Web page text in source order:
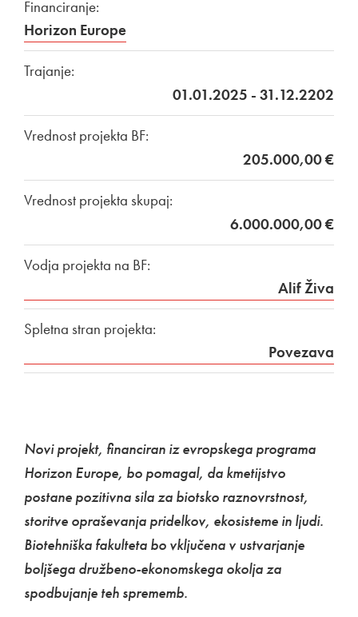
Financiranje:
Horizon Europe
Trajanje:
01.01.2025 - 31.12.2202
Vrednost projekta BF:
205.000,00 €
Vrednost projekta skupaj:
6.000.000,00 €
Vodja projekta na BF:
Alif Živa
Spletna stran projekta:
Povezava
Novi projekt, financiran iz evropskega programa
Horizon Europe, bo pomagal, da kmetijstvo
postane pozitivna sila za biotsko raznovrstnost,
storitve opraševanja pridelkov, ekosisteme in ljudi.
Biotehniška fakulteta bo vključena v ustvarjanje
boljšega družbeno-ekonomskega okolja za
spodbujanje teh sprememb.